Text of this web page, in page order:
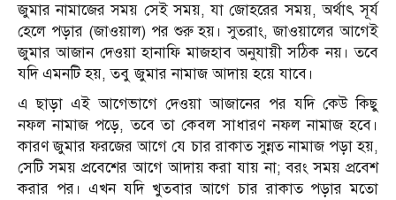
জুমার নামাজের সময় সেই সময়, যা জোহরের সময়, অর্থাৎ সূর্য
হেলে পড়ার (জাওয়াল) পর শুরু হয়। সুতরাং, জাওয়ালের আগেই
জুমার আজান দেওয়া হানাফি মাজহাব অনুযায়ী সঠিক নয়। তবে
যদি এমনটি হয়, তবু জুমার নামাজ আদায় হয়ে যাবে।
এ ছাড়া এই আগেভাগে দেওয়া আজানের পর যদি কেউ কিছু
নফল নামাজ পড়ে, তবে তা কেবল সাধারণ নফল নামাজ হবে।
কারণ জুমার ফরজের আগে যে চার রাকাত সুন্নত নামাজ পড়া হয়,
সেটি সময় প্রবেশের আগে আদায় করা যায় না; বরং সময় প্রবেশ
করার পর। এখন যদি খুতবার আগে চার রাকাত পড়ার মতো